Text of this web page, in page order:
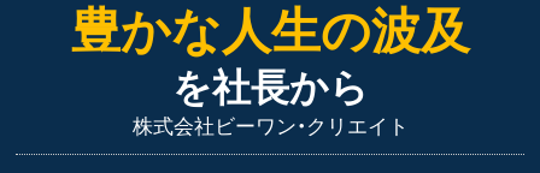
豊かな人生の波及
を社長から
株式会社ビーワン・クリエイト